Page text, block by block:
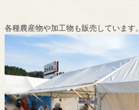
各種農産物や加工物も販売しています。